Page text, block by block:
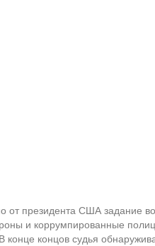
президента США задание
и коррумпированные
концов судья